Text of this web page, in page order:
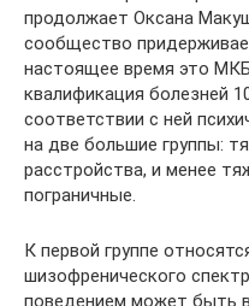
продолжает Оксана
сообщество
настоящее время это
квалификация болезней
соответствии с ней
на две большие группы:
расстройства, и менее
пограничные.
К первой группе
шизофренического
поведением может быть